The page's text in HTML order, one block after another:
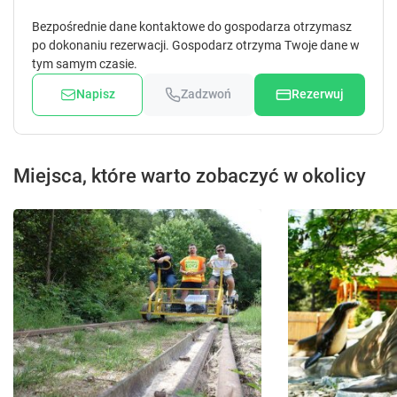
Bezpośrednie dane kontaktowe do gospodarza otrzymasz
po dokonaniu rezerwacji. Gospodarz otrzyma Twoje dane w
tym samym czasie.
Napisz Zadzwoń Rezerwuj
Miejsca, które warto zobaczyć w okolicy